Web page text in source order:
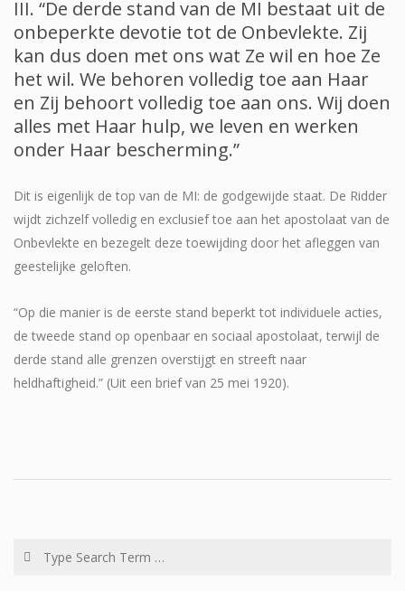
III. “De derde stand van de MI bestaat uit de
onbeperkte devotie tot de Onbevlekte. Zij
kan dus doen met ons wat Ze wil en hoe Ze
het wil. We behoren volledig toe aan Haar
en Zij behoort volledig toe aan ons. Wij doen
alles met Haar hulp, we leven en werken
onder Haar bescherming.”
Dit is eigenlijk de top van de MI: de godgewijde staat. De Ridder
wijdt zichzelf volledig en exclusief toe aan het apostolaat van de
Onbevlekte en bezegelt deze toewijding door het afleggen van
geestelijke geloften.
“Op die manier is de eerste stand beperkt tot individuele acties,
de tweede stand op openbaar en sociaal apostolaat, terwijl de
derde stand alle grenzen overstijgt en streeft naar
heldhaftigheid.” (Uit een brief van 25 mei 1920).